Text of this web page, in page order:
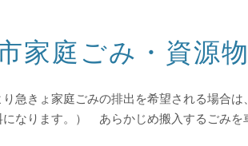
家庭ごみ・資源
急きょ家庭ごみの排出を希望される場合
なります。） あらかじめ搬入するごみを